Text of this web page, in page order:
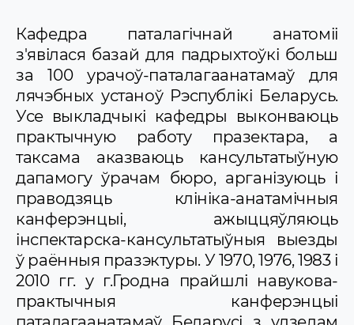
Кафедра паталагічнай анатоміі
з'явілася базай для падрыхтоўкі больш
за 100 урачоў-паталагаанатамаў для
лячэбных устаноў Рэспублікі Беларусь.
Усе выкладчыкі кафедры выконваюць
практычную работу празектара, а
таксама аказваюць кансультатыўную
дапамогу ўрачам бюро, арганізуюць і
праводзяць клініка-анатамічныя
канферэнцыі, ажыццяўляюць
інспектарска-кансультатыўныя выезды
ў раённыя празэктуры. У 1970, 1976, 1983 і
2010 гг. у г.Гродна прайшлі навукова-
практычныя канферэнцыі